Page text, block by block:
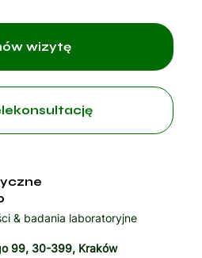
& badania laboratoryjne
99, 30-399, Kraków
wizytę